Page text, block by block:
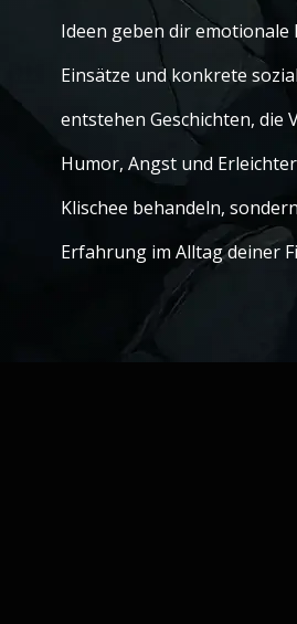
Ideen geben dir emotionale
Einsätze und konkrete
entstehen Geschichten, die
Humor, Angst und
Klischee behandeln,
Erfahrung im Alltag deiner